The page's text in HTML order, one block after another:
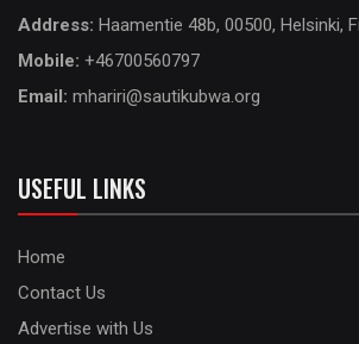
Address: Haamentie 48b, 00500, Helsinki,
Mobile: +46700560797
Email: mhariri@sautikubwa.org
USEFUL LINKS
Home
Contact Us
Advertise with Us